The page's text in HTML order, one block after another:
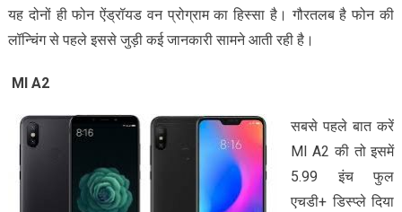
यह दोनों ही फोन ऐंड्रॉयड वन प्रोग्राम का हिस्सा है। गौरतलब है फोन की
लॉन्चिंग से पहले इससे जुड़ी कई जानकारी सामने आती रही है।
MI A2
सबसे पहले बात करें
MI A2 की तो इसमें
5.99 इंच फुल
एचडी+ डिस्प्ले दिया